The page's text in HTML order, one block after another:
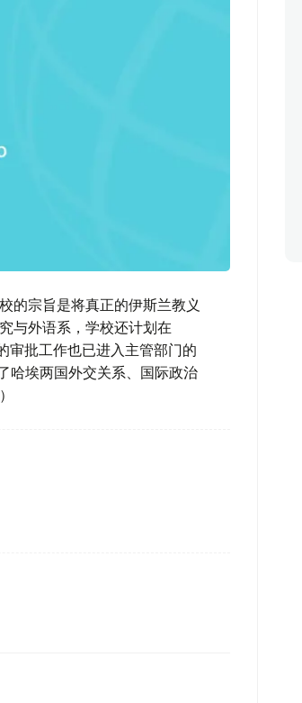
的宗旨是将真正的伊斯兰教义
与外语系，学校还计划在
审批工作也已进入主管部门的
哈埃两国外交关系、国际政治